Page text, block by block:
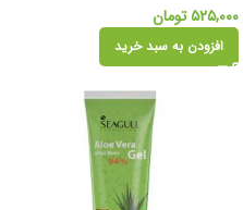
۵۲۵,۰۰۰تومان
افزودن به سبد خرید